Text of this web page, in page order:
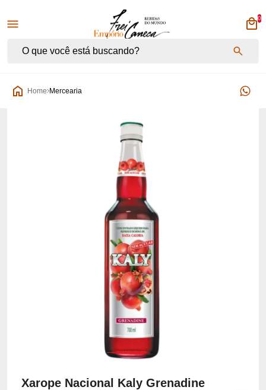
Empório Frei Caneca
0
Home Mercearia
Xarope Nacional Kaly Grenadine